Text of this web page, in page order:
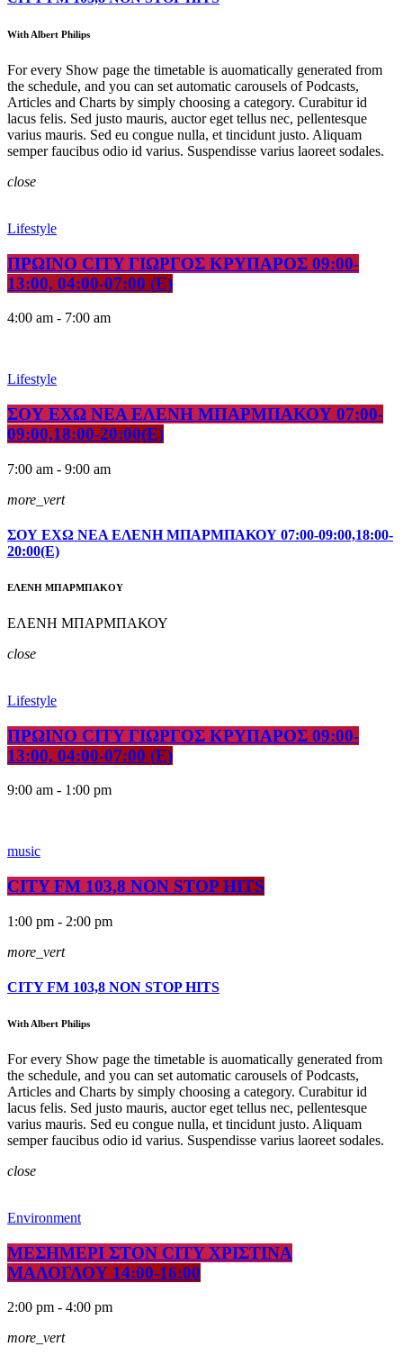
With Albert Philips
For every Show page the timetable is auomatically generated from
the schedule, and you can set automatic carousels of Podcasts,
Articles and Charts by simply choosing a category. Curabitur id
lacus felis. Sed justo mauris, auctor eget tellus nec, pellentesque
varius mauris. Sed eu congue nulla, et tincidunt justo. Aliquam
semper faucibus odio id varius. Suspendisse varius laoreet sodales.
close
Lifestyle
ΠΡΩΙΝΟ CITY ΓΙΩΡΓΟΣ ΚΡΥΠΑΡΟΣ 09:00-
13:00, 04:00-07:00 (E)
4:00 am - 7:00 am
Lifestyle
ΣΟΥ ΕΧΩ ΝΕΑ ΕΛΕΝΗ ΜΠΑΡΜΠΑΚΟΥ 07:00-
09:00,18:00-20:00(E)
7:00 am - 9:00 am
more_vert
ΣΟΥ ΕΧΩ ΝΕΑ ΕΛΕΝΗ ΜΠΑΡΜΠΑΚΟΥ 07:00-09:00,18:00-
20:00(E)
ΕΛΕΝΗ ΜΠΑΡΜΠΑΚΟΥ
ΕΛΕΝΗ ΜΠΑΡΜΠΑΚΟΥ
close
Lifestyle
ΠΡΩΙΝΟ CITY ΓΙΩΡΓΟΣ ΚΡΥΠΑΡΟΣ 09:00-
13:00, 04:00-07:00 (E)
9:00 am - 1:00 pm
music
CITY FM 103,8 NON STOP HITS
1:00 pm - 2:00 pm
more_vert
CITY FM 103,8 NON STOP HITS
With Albert Philips
For every Show page the timetable is auomatically generated from
the schedule, and you can set automatic carousels of Podcasts,
Articles and Charts by simply choosing a category. Curabitur id
lacus felis. Sed justo mauris, auctor eget tellus nec, pellentesque
varius mauris. Sed eu congue nulla, et tincidunt justo. Aliquam
semper faucibus odio id varius. Suspendisse varius laoreet sodales.
close
Environment
ΜΕΣΗΜΕΡΙ ΣΤΟΝ CITY ΧΡΙΣΤΙΝΑ
ΜΑΛΟΓΛΟΥ 14:00-16:00
2:00 pm - 4:00 pm
more_vert